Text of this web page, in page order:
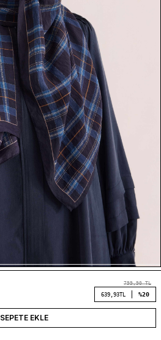
799,90TL
639,93TL %20
SEPETE EKLE